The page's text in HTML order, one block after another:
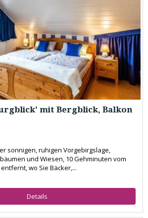
mit Bergblick, Balkon
sonnigen, ruhigen Vorgebirgslage,
und Wiesen, 10 Gehminuten vom
wo Sie Bäcker,...
Details